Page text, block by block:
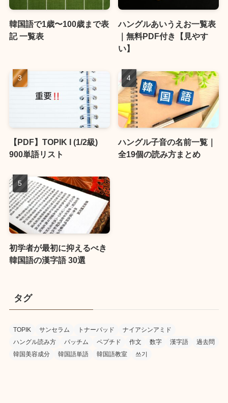
韓国語で1歳〜100歳まで表
記 一覧表
ハングルあいうえお一覧表
｜無料PDF付き【見やす
い】
【PDF】TOPIK I (1/2級)
900単語リスト
ハングル子音の名前一覧｜
全19個の読み方まとめ
初学者が最初に抑えるべき
韓国語の漢字語 30選
タグ
TOPIK サンセラム トナーパッド
ナイアシンアミド
ハングル読み方
パッチム ペプチド 作文 数字 漢字語
過去問
韓国美容成分
韓国語単語 韓国語教室 쓰기